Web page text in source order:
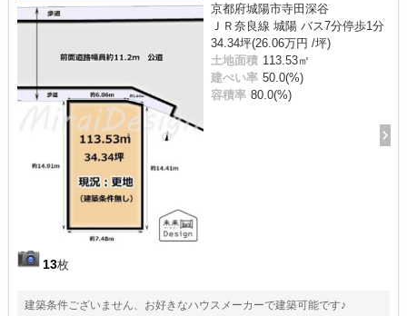
13枚
京都府城陽市寺田深谷
ＪＲ奈良線 城陽 バス7分停歩1分
34.34坪(26.06万円 /坪)
土地面積 113.53㎡
建ぺい率 50.0(%)
容積率 80.0(%)
建築条件ございません、お好きなハウスメーカーで建築可能です♪